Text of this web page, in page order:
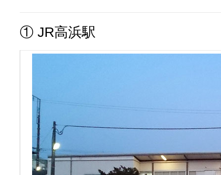
おもちがなくてもだいじょうぶ / 咲と照の確執【プリン】 (16:10)
りりーがーる（仮） / 虎姫 カラオケ編っぽい小ネタ
洋榎-youka- / お知らせ
おっきするー咲ブログ / side-A VS side-B 野球対決 (10:30)
咲-Saki-ほんだし / 咲-Saki- 第128局 「涼風」 感想
咲-Saki-麻雀録 / 台風に強そうな咲キャラ
君の友達。 / マイ・フェア・レディ
ぽっこぬ / 咲絵ログ2
妄言郷 / 咲-Saki- 第129局「契機」感想
咲-Saki-のてきとう考察 - 咲-Saki- / 記事紹介：書け麻に参加でさっ
嶺上かいほー - 咲-saki- / (7/1日分)dreamscapeが更新していました
アニメを見ながらダラダラと就活をする - 咲-saki- / はるたんイェイ
白い物置 / 咲-Saki- Best Album ～Anthology～を買いました (00:24)
① JR高浜駅